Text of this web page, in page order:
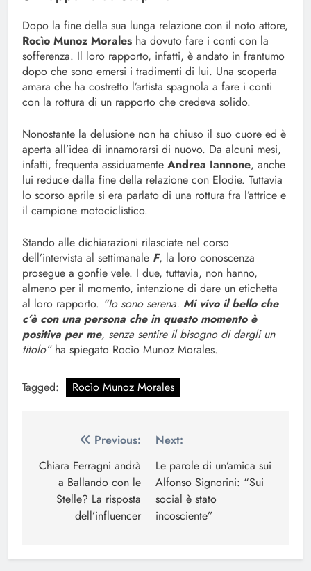
Dopo la fine della sua lunga relazione con il noto attore,
Rocìo Munoz Morales ha dovuto fare i conti con la
sofferenza. Il loro rapporto, infatti, è andato in frantumo
dopo che sono emersi i tradimenti di lui. Una scoperta
amara che ha costretto l’artista spagnola a fare i conti
con la rottura di un rapporto che credeva solido.
Nonostante la delusione non ha chiuso il suo cuore ed è
aperta all’idea di innamorarsi di nuovo. Da alcuni mesi,
infatti, frequenta assiduamente Andrea Iannone, anche
lui reduce dalla fine della relazione con Elodie. Tuttavia
lo scorso aprile si era parlato di una rottura fra l’attrice e
il campione motociclistico.
Stando alle dichiarazioni rilasciate nel corso
dell’intervista al settimanale F, la loro conoscenza
prosegue a gonfie vele. I due, tuttavia, non hanno,
almeno per il momento, intenzione di dare un etichetta
al loro rapporto. “Io sono serena. Mi vivo il bello che
c’è con una persona che in questo momento è
positiva per me, senza sentire il bisogno di dargli un
titolo” ha spiegato Rocìo Munoz Morales.
Tagged: Rocìo Munoz Morales
Navigazione
articoli
Previous:
Chiara Ferragni andrà
a Ballando con le
Stelle? La risposta
dell’influencer
Next:
Le parole di un’amica sui
Alfonso Signorini: “Sui
social è stato
incosciente”